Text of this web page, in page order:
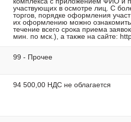
участвующих в осмотре лиц. С
торгов, порядке оформления
их оформлению можно
течение всего срока приема
мин. по мск.), а также на сайте:
99 - Прочее
94 500,00 НДС не облагается